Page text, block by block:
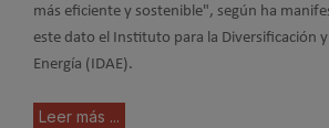
más eficiente y sostenible", según ha
este dato el Instituto para la Diversificación
Energía (IDAE).
Leer más ...